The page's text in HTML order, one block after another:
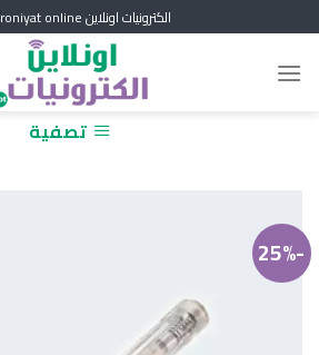
to
content
الكترونيات اونلاين Electroniyat online
تصفية
-25%